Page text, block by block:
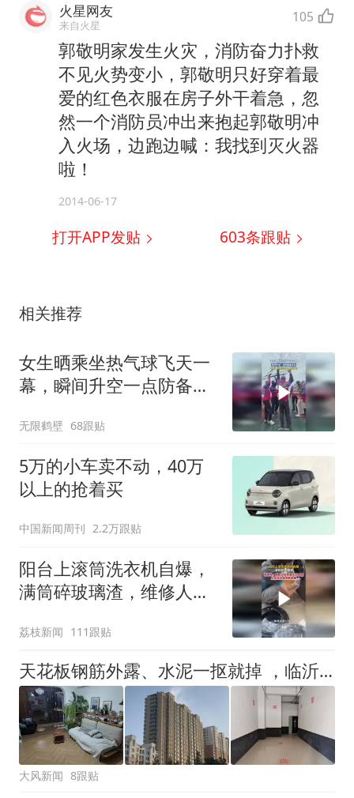
火星网友
来自火星 105
郭敬明家发生火灾，消防奋力扑救
不见火势变小，郭敬明只好穿着最
爱的红色衣服在房子外干着急，忽
然一个消防员冲出来抱起郭敬明冲
入火场，边跑边喊：我找到灭火器
啦！
2014-06-17
打开APP发贴 603条跟贴
相关推荐
女生晒乘坐热气球飞天一
幕，瞬间升空一点防备都
无限鹤壁 68跟贴
5万的小车卖不动，40万
以上的抢着买
中国新闻周刊 2.2万跟贴
阳台上滚筒洗衣机自爆，
满筒碎玻璃渣，维修人员
洗衣机自爆
荔枝新闻 111跟贴
天花板钢筋外露、水泥一抠就掉 ，临沂一安置楼交房半年即被鉴定存安全隐患；楼体至今未加固，仍有居民常住
大风新闻 8跟贴